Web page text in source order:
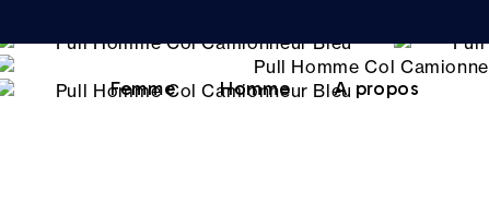
Femme Homme A propos